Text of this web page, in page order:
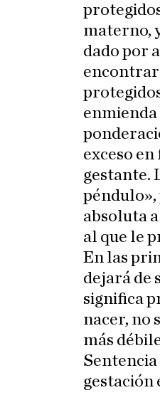
materno,
dado por
exceso
gestante.
absoluta
al que le
En las
dejará de
significa
nacer, no
más
Sentencia
gestación